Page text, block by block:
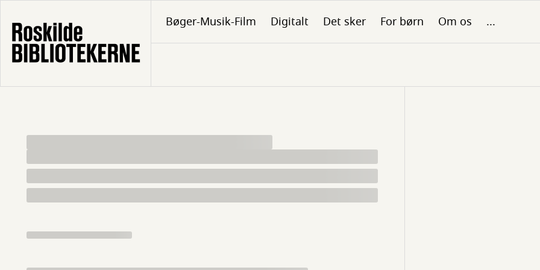
hovedindhold
Bøger-Musik-Film Digitalt Det sker For børn Om os ...